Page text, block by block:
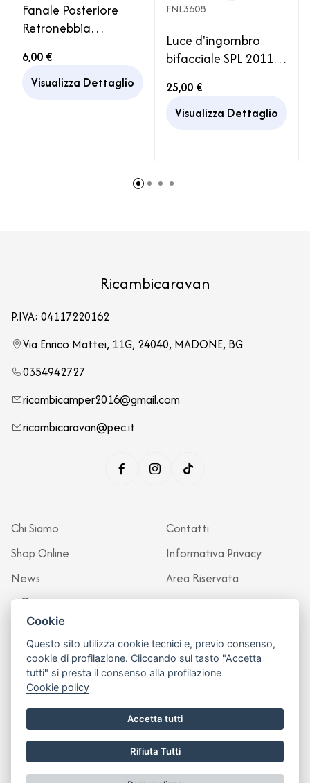
Fanale Posteriore
Retronebbia
Caravan Carrello
6,00 €
Visualizza Dettaglio
FNL3608
Luce d'ingombro
bifacciale SPL 2011
25,00 €
Visualizza Dettaglio
Ricambicaravan
P.IVA: 04117220162
Via Enrico Mattei, 11G, 24040, MADONE, BG
0354942727
ricambicamper2016@gmail.com
ricambicaravan@pec.it
Chi Siamo
Shop Online
News
Officina
Contatti
Informativa Privacy
Area Riservata
Sito realizzato daLeonardo Web
Cookie
Questo sito utilizza cookie tecnici e, previo consenso,
cookie di profilazione. Cliccando sul tasto "Accetta
tutti" si presta il consenso alla profilazione
Cookie policy
Accetta tutti
Rifiuta Tutti